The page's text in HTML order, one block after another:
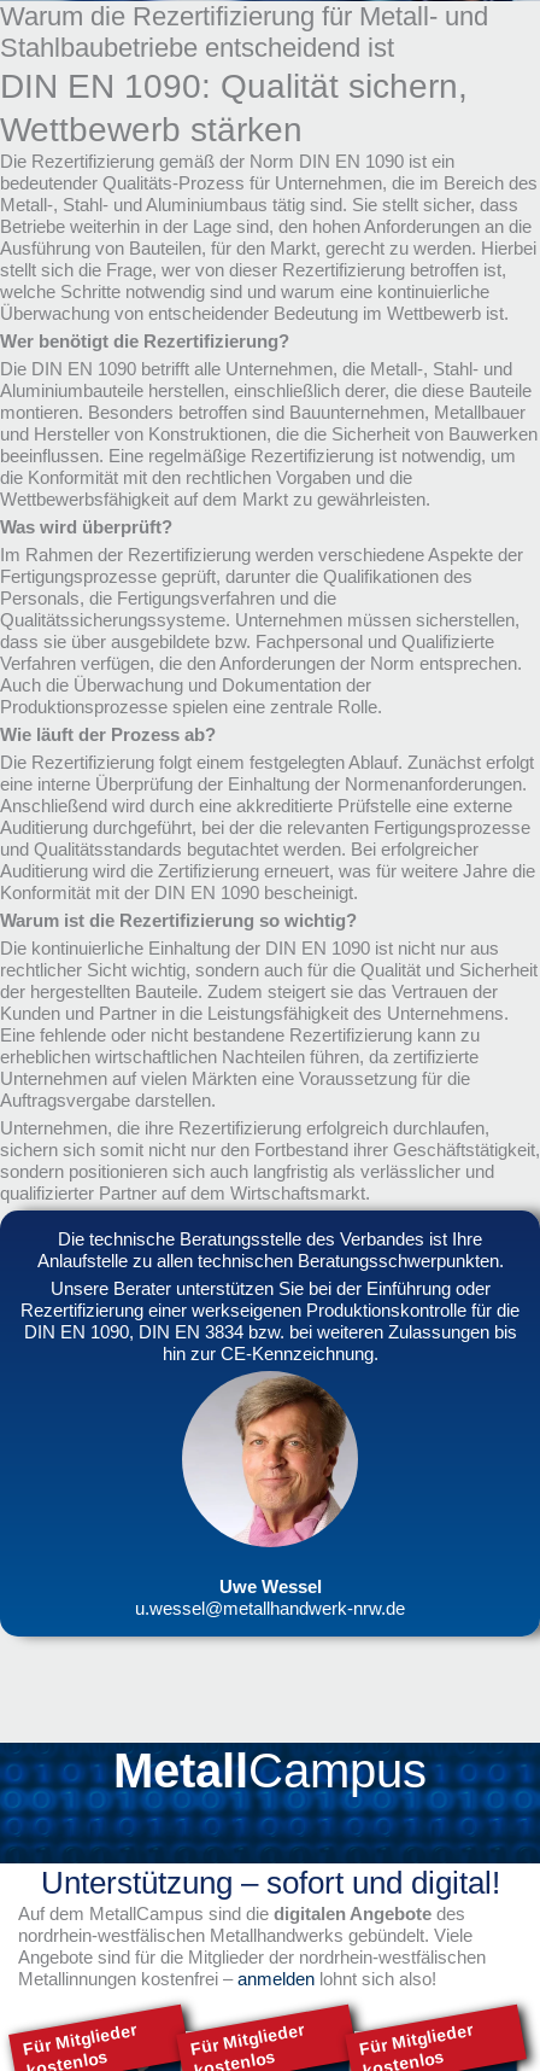
Warum die Rezertifizierung für Metall- und
Stahlbaubetriebe entscheidend ist
DIN EN 1090: Qualität sichern,
Wettbewerb stärken
Die Rezertifizierung gemäß der Norm DIN EN 1090 ist ein
bedeutender Qualitäts-Prozess für Unternehmen, die im Bereich des
Metall-, Stahl- und Aluminiumbaus tätig sind. Sie stellt sicher, dass
Betriebe weiterhin in der Lage sind, den hohen Anforderungen an die
Ausführung von Bauteilen, für den Markt, gerecht zu werden. Hierbei
stellt sich die Frage, wer von dieser Rezertifizierung betroffen ist,
welche Schritte notwendig sind und warum eine kontinuierliche
Überwachung von entscheidender Bedeutung im Wettbewerb ist.
Wer benötigt die Rezertifizierung?
Die DIN EN 1090 betrifft alle Unternehmen, die Metall-, Stahl- und
Aluminiumbauteile herstellen, einschließlich derer, die diese Bauteile
montieren. Besonders betroffen sind Bauunternehmen, Metallbauer
und Hersteller von Konstruktionen, die die Sicherheit von Bauwerken
beeinflussen. Eine regelmäßige Rezertifizierung ist notwendig, um
die Konformität mit den rechtlichen Vorgaben und die
Wettbewerbsfähigkeit auf dem Markt zu gewährleisten.
Was wird überprüft?
Im Rahmen der Rezertifizierung werden verschiedene Aspekte der
Fertigungsprozesse geprüft, darunter die Qualifikationen des
Personals, die Fertigungsverfahren und die
Qualitätssicherungssysteme. Unternehmen müssen sicherstellen,
dass sie über ausgebildete bzw. Fachpersonal und Qualifizierte
Verfahren verfügen, die den Anforderungen der Norm entsprechen.
Auch die Überwachung und Dokumentation der
Produktionsprozesse spielen eine zentrale Rolle.
Wie läuft der Prozess ab?
Die Rezertifizierung folgt einem festgelegten Ablauf. Zunächst erfolgt
eine interne Überprüfung der Einhaltung der Normenanforderungen.
Anschließend wird durch eine akkreditierte Prüfstelle eine externe
Auditierung durchgeführt, bei der die relevanten Fertigungsprozesse
und Qualitätsstandards begutachtet werden. Bei erfolgreicher
Auditierung wird die Zertifizierung erneuert, was für weitere Jahre die
Konformität mit der DIN EN 1090 bescheinigt.
Warum ist die Rezertifizierung so wichtig?
Die kontinuierliche Einhaltung der DIN EN 1090 ist nicht nur aus
rechtlicher Sicht wichtig, sondern auch für die Qualität und Sicherheit
der hergestellten Bauteile. Zudem steigert sie das Vertrauen der
Kunden und Partner in die Leistungsfähigkeit des Unternehmens.
Eine fehlende oder nicht bestandene Rezertifizierung kann zu
erheblichen wirtschaftlichen Nachteilen führen, da zertifizierte
Unternehmen auf vielen Märkten eine Voraussetzung für die
Auftragsvergabe darstellen.
Unternehmen, die ihre Rezertifizierung erfolgreich durchlaufen,
sichern sich somit nicht nur den Fortbestand ihrer Geschäftstätigkeit,
sondern positionieren sich auch langfristig als verlässlicher und
qualifizierter Partner auf dem Wirtschaftsmarkt.
Die technische Beratungsstelle des Verbandes ist Ihre
Anlaufstelle zu allen technischen Beratungsschwerpunkten.
Unsere Berater unterstützen Sie bei der Einführung oder
Rezertifizierung einer werkseigenen Produktionskontrolle für die
DIN EN 1090, DIN EN 3834 bzw. bei weiteren Zulassungen bis
hin zur CE-Kennzeichnung.
Uwe Wessel
u.wessel@metallhandwerk-nrw.de
MetallCampus
Unterstützung – sofort und digital!
Auf dem MetallCampus sind die digitalen Angebotedes
nordrhein-westfälischen Metallhandwerks gebündelt. Viele
Angebote sind für die Mitglieder der nordrhein-westfälischen
Metallinnungen kostenfrei –anmeldenlohnt sich also!